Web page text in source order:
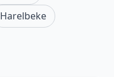
Harelbeke